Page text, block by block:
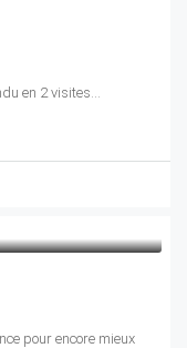
en 2 visites...
pour encore mieux